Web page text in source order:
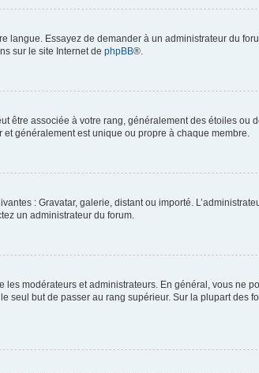
langue. Essayez de demander à un administrateur du
sur le site Internet de phpBB®.
être associée à votre rang, généralement des étoiles ou
généralement est unique ou propre à chaque membre.
: Gravatar, galerie, distant ou importé.
un administrateur du forum.
modérateurs et administrateurs. En général, vous ne
seul but de passer au rang supérieur. Sur la plupart des